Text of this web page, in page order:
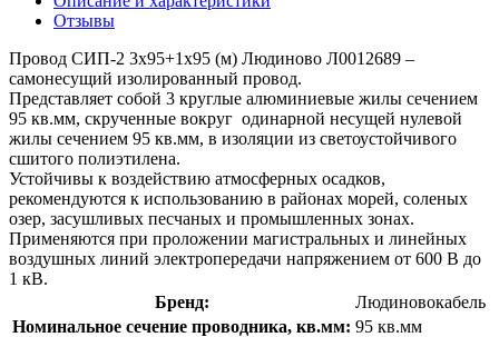
Отзывы
Провод СИП-2 3х95+1х95 (м) Людиново Л0012689 –
самонесущий изолированный провод.
Представляет собой 3 круглые алюминиевые жилы сечением
95 кв.мм, скрученные вокруг одинарной несущей нулевой
жилы сечением 95 кв.мм, в изоляции из светоустойчивого
сшитого полиэтилена.
Устойчивы к воздействию атмосферных осадков,
рекомендуются к использованию в районах морей, соленых
озер, засушливых песчаных и промышленных зонах.
Применяются при проложении магистральных и линейных
воздушных линий электропередачи напряжением от 600 В до
1 кВ.
Бренд:
Людиновокабель
Номинальное сечение проводника, кв.мм: 95 кв.мм